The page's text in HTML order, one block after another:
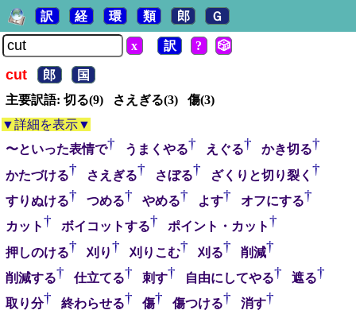
訳 経 環 類 郎 Ｇ
x 訳 ? 🎲
cut 郎
国
主要訳語: 切る(9) さえぎる(3) 傷(3)
▼詳細を表示▼
〜といった表情で† うまくやる† えぐる† かき切る†
かたづける† さえぎる† さぼる† ざくりと切り裂く †
すりぬける† つめる† やめる† よす† オフにする†
カット† ボイコットする† ポイント・カット†
押しのける† 刈り† 刈りこむ† 刈る† 削減†
削減する† 仕立てる† 刺す† 自由にしてやる† 遮る†
取り分† 終わらせる† 傷† 傷つける† 消す†